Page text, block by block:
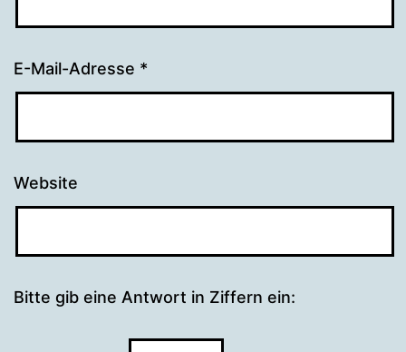
E-Mail-Adresse *
Website
Bitte gib eine Antwort in Ziffern ein: